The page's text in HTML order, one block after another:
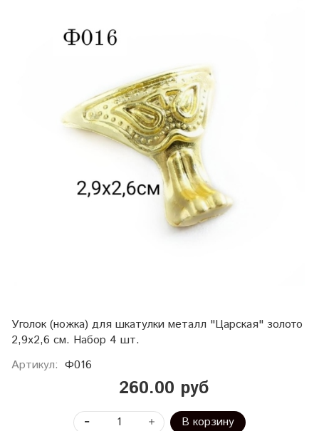
Уголок (ножка) для шкатулки металл "Царская" золото
2,9х2,6 см. Набор 4 шт.
Артикул: Ф016
260.00 руб
В корзину